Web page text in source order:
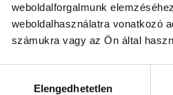
weboldalforgalmunk
weboldalhasználatra vonatkozó
számukra vagy az Ön által
Elengedhetetlen